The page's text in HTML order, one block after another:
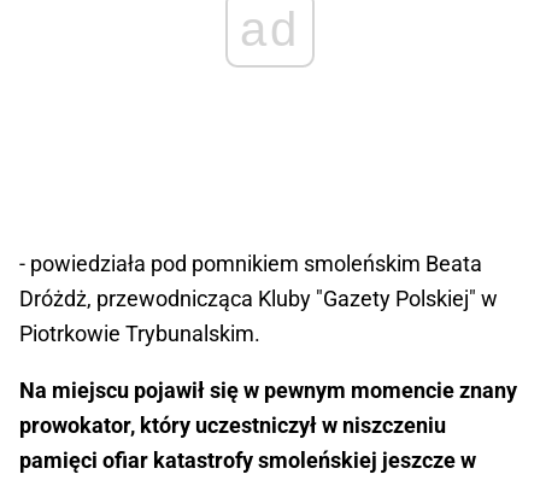
ad
- powiedziała pod pomnikiem smoleńskim Beata
Dróżdż, przewodnicząca Kluby "Gazety Polskiej" w
Piotrkowie Trybunalskim.
Na miejscu pojawił się w pewnym momencie znany
prowokator, który uczestniczył w niszczeniu
pamięci ofiar katastrofy smoleńskiej jeszcze w